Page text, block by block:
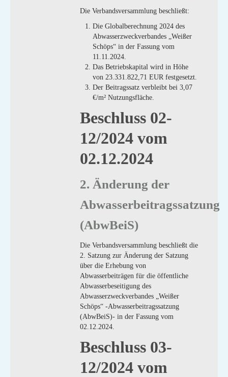
Die Verbandsversammlung beschließt:
Die Globalberechnung 2024 des
Abwasserzweckverbandes „Weißer
Schöps“ in der Fassung vom
11.11.2024.
Das Betriebskapital wird in Höhe
von 23.331.822,71 EUR festgesetzt.
Der Beitragssatz verbleibt bei 3,07
€/m² Nutzungsfläche.
Beschluss 02-
12/2024 vom
02.12.2024
2. Änderung der
Abwasserbeitragssatzung
(AbwBeiS)
Die Verbandsversammlung beschließt die
2. Satzung zur Änderung der Satzung
über die Erhebung von
Abwasserbeiträgen für die öffentliche
Abwasserbeseitigung des
Abwasserzweckverbandes „Weißer
Schöps“ -Abwasserbeitragssatzung
(AbwBeiS)- in der Fassung vom
02.12.2024.
Beschluss 03-
12/2024 vom